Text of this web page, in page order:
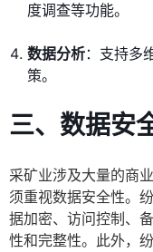
度调查等功能。
数据分析：支持多
策。
三、数据安
采矿业涉及大量的商
须重视数据安全性。
据加密、访问控制、
性和完整性。此外，